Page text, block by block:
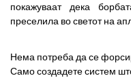
покажуваат дека
преселила во светот на
Нема потреба да се
Само создадете систем